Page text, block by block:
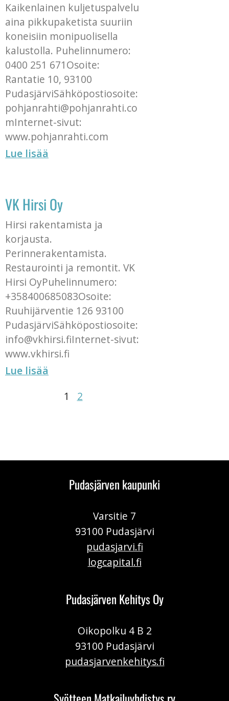
Kaikenlainen kuljetuspalvelu
aina pikkupaketista suuriin
koneisiin monipuolisella
kalustolla. Puhelinnumero:
0400 251 671Osoite:
Rantatie 10, 93100
PudasjärviSähköpostiosoite:
pohjanrahti@pohjanrahti.co
mInternet-sivut:
www.pohjanrahti.com
Lue lisää
VK Hirsi Oy
Hirsi rakentamista ja
korjausta.
Perinnerakentamista.
Restaurointi ja remontit. VK
Hirsi OyPuhelinnumero:
+358400685083Osoite:
Ruuhijärventie 126 93100
PudasjärviSähköpostiosoite:
info@vkhirsi.fiInternet-sivut:
www.vkhirsi.fi
Lue lisää
1
2
Pudasjärven kaupunki
Varsitie 7
93100 Pudasjärvi
pudasjarvi.fi
logcapital.fi
Pudasjärven Kehitys Oy
Oikopolku 4 B 2
93100 Pudasjärvi
pudasjarvenkehitys.fi